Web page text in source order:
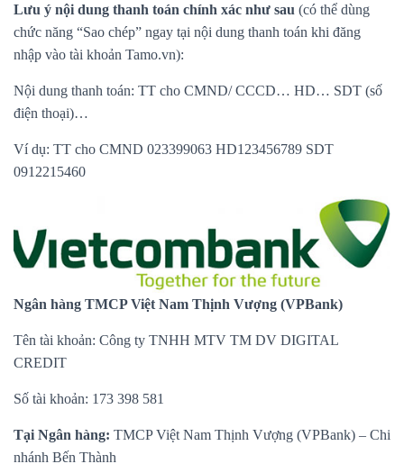
Lưu ý nội dung thanh toán chính xác như sau (có thể dùng
chức năng “Sao chép” ngay tại nội dung thanh toán khi đăng
nhập vào tài khoản Tamo.vn):
Nội dung thanh toán: TT cho CMND/ CCCD… HD… SDT (số
điện thoại)…
Ví dụ: TT cho CMND 023399063 HD123456789 SDT
0912215460
Ngân hàng TMCP Việt Nam Thịnh Vượng (VPBank)
Tên tài khoản: Công ty TNHH MTV TM DV DIGITAL
CREDIT
Số tài khoản: 173 398 581
Tại Ngân hàng: TMCP Việt Nam Thịnh Vượng (VPBank) – Chi
nhánh Bến Thành